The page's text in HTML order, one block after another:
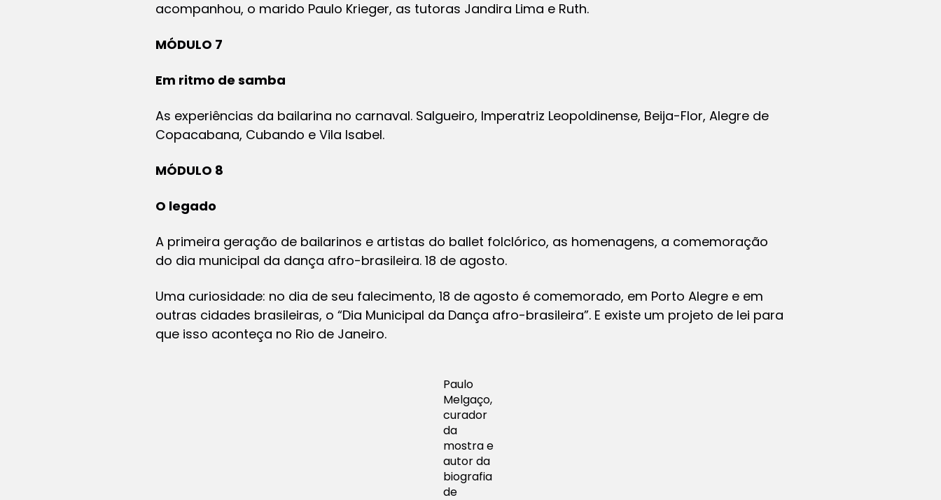
acompanhou, o marido Paulo Krieger, as tutoras Jandira Lima e Ruth.
MÓDULO 7
Em ritmo de samba
As experiências da bailarina no carnaval. Salgueiro, Imperatriz Leopoldinense, Beija-Flor, Alegre de
Copacabana, Cubando e Vila Isabel.
MÓDULO 8
O legado
A primeira geração de bailarinos e artistas do ballet folclórico, as homenagens, a comemoração
do dia municipal da dança afro-brasileira. 18 de agosto.
Uma curiosidade: no dia de seu falecimento, 18 de agosto é comemorado, em Porto Alegre e em
outras cidades brasileiras, o “Dia Municipal da Dança afro-brasileira”. E existe um projeto de lei para
que isso aconteça no Rio de Janeiro.
Paulo
Melgaço,
curador
da
mostra e
autor da
biografia
de